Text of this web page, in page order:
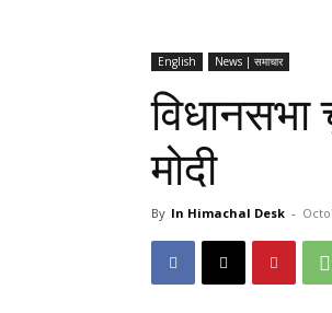
English News | समाचार
मोदी
By In Himachal Desk -